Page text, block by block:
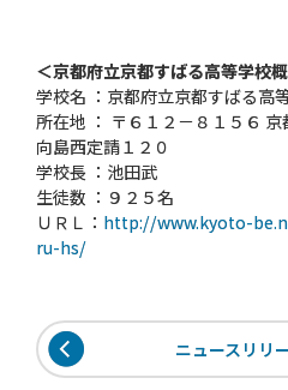
＜京都府立京都すばる高等学校
学校名 ：京都府立京都すばる高
所在地 ： 〒６１２－８１５６
向島西定請１２０
学校長 ：池田武
生徒数 ：９２５名
ＵＲＬ： http://www.kyoto-
ru-hs/
ニュースリリ